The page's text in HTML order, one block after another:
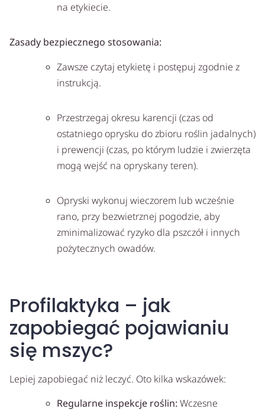
na etykiecie.
Zasady bezpiecznego stosowania:
Zawsze czytaj etykietę i postępuj zgodnie z
instrukcją.
Przestrzegaj okresu karencji (czas od
ostatniego oprysku do zbioru roślin jadalnych)
i prewencji (czas, po którym ludzie i zwierzęta
mogą wejść na opryskany teren).
Opryski wykonuj wieczorem lub wcześnie
rano, przy bezwietrznej pogodzie, aby
zminimalizować ryzyko dla pszczół i innych
pożytecznych owadów.
Profilaktyka – jak
zapobiegać pojawianiu
się mszyc?
Lepiej zapobiegać niż leczyć. Oto kilka wskazówek:
Regularne inspekcje roślin: Wczesne